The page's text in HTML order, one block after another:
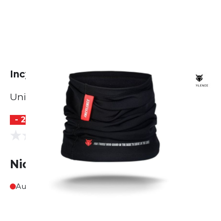
Incylence Neck Tube
Unisex
- 29 %
0.0
(0 Bewertungen)
Nicht lieferbar
Ausverkauft